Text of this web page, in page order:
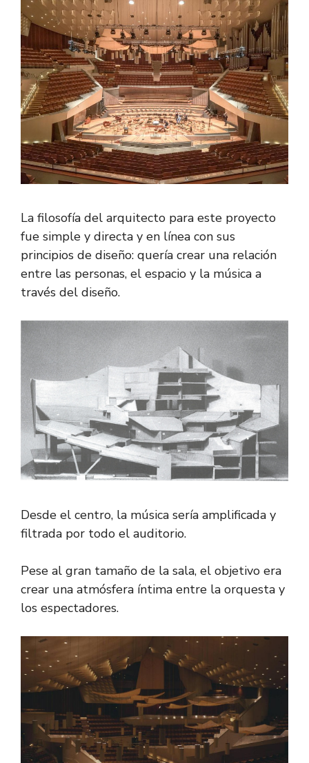
La filosofía del arquitecto para este proyecto
fue simple y directa y en línea con sus
principios de diseño: quería crear una relación
entre las personas, el espacio y la música a
través del diseño.
Desde el centro, la música sería amplificada y
filtrada por todo el auditorio.
Pese al gran tamaño de la sala, el objetivo era
crear una atmósfera íntima entre la orquesta y
los espectadores.